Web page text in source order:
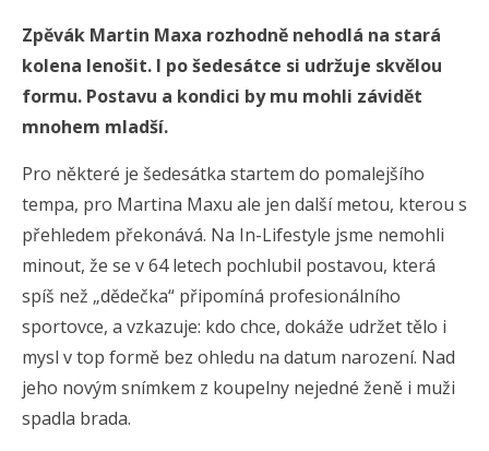
Zpěvák Martin Maxa rozhodně nehodlá na stará
kolena lenošit. I po šedesátce si udržuje skvělou
formu. Postavu a kondici by mu mohli závidět
mnohem mladší.
Pro některé je šedesátka startem do pomalejšího
tempa, pro Martina Maxu ale jen další metou, kterou s
přehledem překonává. Na In-Lifestyle jsme nemohli
minout, že se v 64 letech pochlubil postavou, která
spíš než „dědečka“ připomíná profesionálního
sportovce, a vzkazuje: kdo chce, dokáže udržet tělo i
mysl v top formě bez ohledu na datum narození. Nad
jeho novým snímkem z koupelny nejedné ženě i muži
spadla brada.